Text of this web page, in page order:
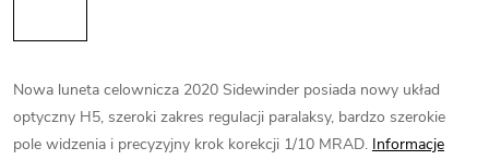
Nowa luneta celownicza 2020 Sidewinder posiada nowy układ
optyczny H5, szeroki zakres regulacji paralaksy, bardzo szerokie
pole widzenia i precyzyjny krok korekcji 1/10 MRAD. Informacje